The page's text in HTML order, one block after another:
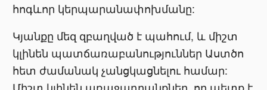
հոգևոր կերպարանափոխմանը:
Կյանքը մեզ զբաղված է պահում, և միշտ
կլինեն պատճառաբանություններ Աստծո
հետ ժամանակ չանցկացնելու համար: